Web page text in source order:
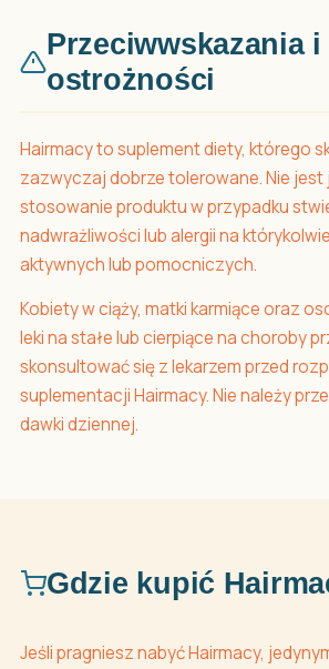
Przeciwwskazania
ostrożności
Hairmacy to suplement diety, którego
zazwyczaj dobrze tolerowane. Nie jest
stosowanie produktu w przypadku
nadwrażliwości lub alergii na
aktywnych lub pomocniczych.
Kobiety w ciąży, matki karmiące oraz
leki na stałe lub cierpiące na choroby
skonsultować się z lekarzem przed
suplementacji Hairmacy. Nie należy
dawki dziennej.
Gdzie kupić
Jeśli pragniesz nabyć Hairmacy,